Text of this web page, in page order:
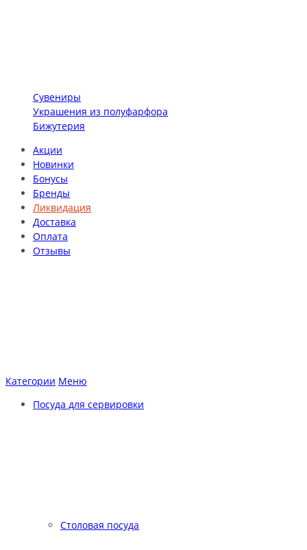
Сувениры
Украшения из полуфарфора
Бижутерия
Акции
Новинки
Бонусы
Бренды
Ликвидация
Доставка
Оплата
Отзывы
Категории Меню
Посуда для сервировки
Столовая посуда